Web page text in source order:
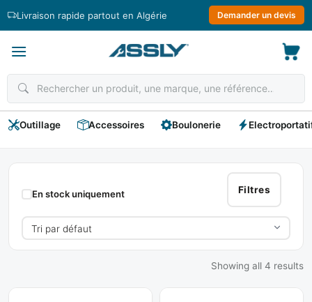
Livraison rapide partout en Algérie Demander un devis
Outillage Accessoires Boulonerie
Rondelles
Filtres
En stock uniquement
Showing all 4 results